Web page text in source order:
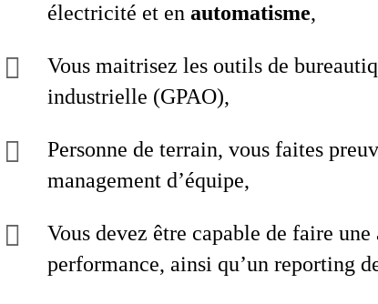
électricité et en automatisme,
Vous maitrisez les outils de
industrielle (GPAO),
Personne de terrain, vous faites
management d’équipe,
Vous devez être capable de faire
performance, ainsi qu’un reporting